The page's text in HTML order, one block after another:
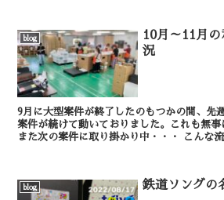
blog
10月～11月
況
9月に大型案件が終了したのもつかの間、先
案件が続けて動いておりました。これも無事
また次の案件に取り掛かり中・・・ こんな流れが12月末まで続きそ
blog 鉄道ソングの